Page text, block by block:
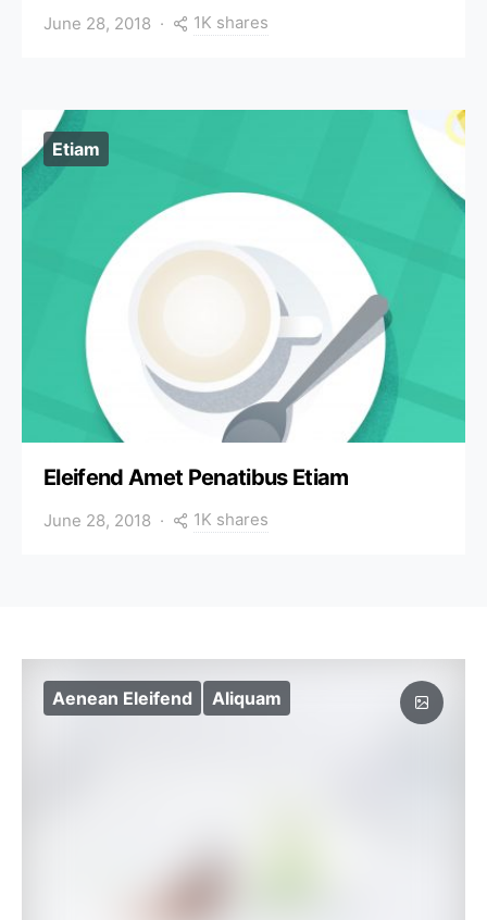
June 28, 2018 1K shares
Etiam
Eleifend Amet Penatibus Etiam
June 28, 2018 1K shares
Aenean Eleifend Aliquam